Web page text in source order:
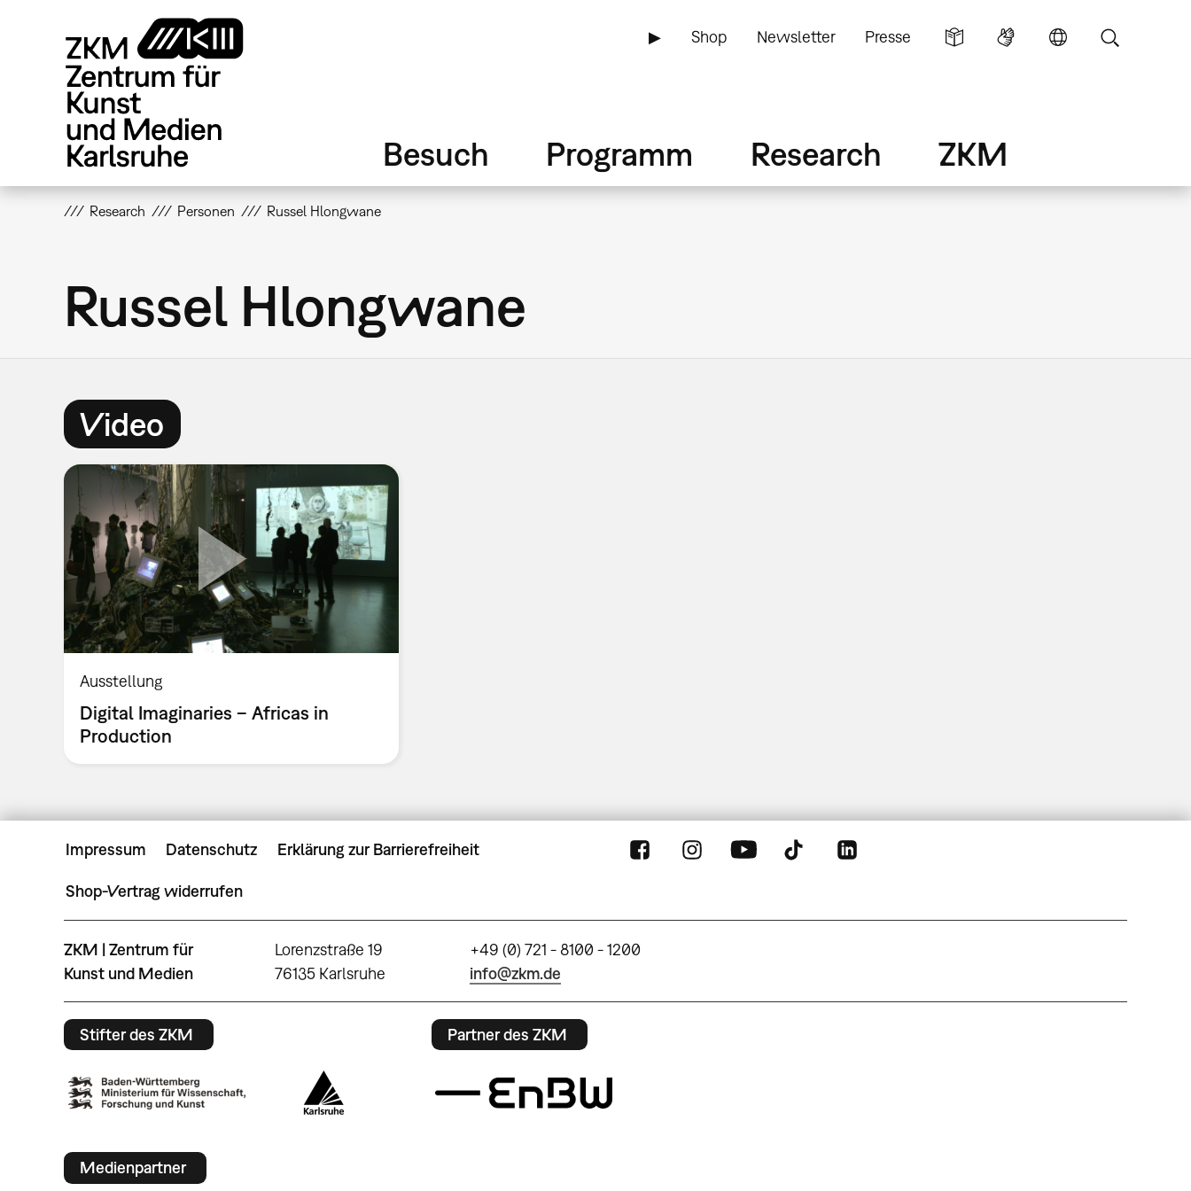
▶ Shop Newsletter Presse
Besuch Programm Research ZKM
Research Personen Russel Hlongwane
Russel Hlongwane
Video
Ausstellung
Digital Imaginaries – Africas in
Production
Impressum Datenschutz Erklärung zur Barrierefreiheit
Shop-Vertrag widerrufen
ZKM | Zentrum für
Kunst und Medien
Lorenzstraße 19
76135 Karlsruhe
+49 (0) 721 - 8100 - 1200
info@zkm.de
Stifter des ZKM Partner des ZKM
Medienpartner